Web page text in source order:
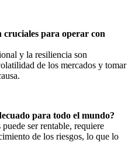
cruciales para operar con
y la resiliencia son
de los mercados y tomar
para todo el mundo?
ser rentable, requiere
de los riesgos, lo que lo